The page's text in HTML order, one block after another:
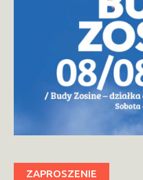
ZAPROSZENIE